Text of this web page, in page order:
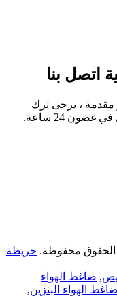
اتصل بنا
مقدمة ، يرجى ترك
24 ساعة.
خريطة
, ضاغط الهواء
ضاغط الهواء البنزين,